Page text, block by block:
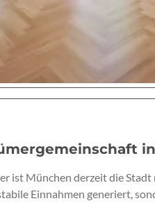
ist München derzeit die
Einnahmen generiert,